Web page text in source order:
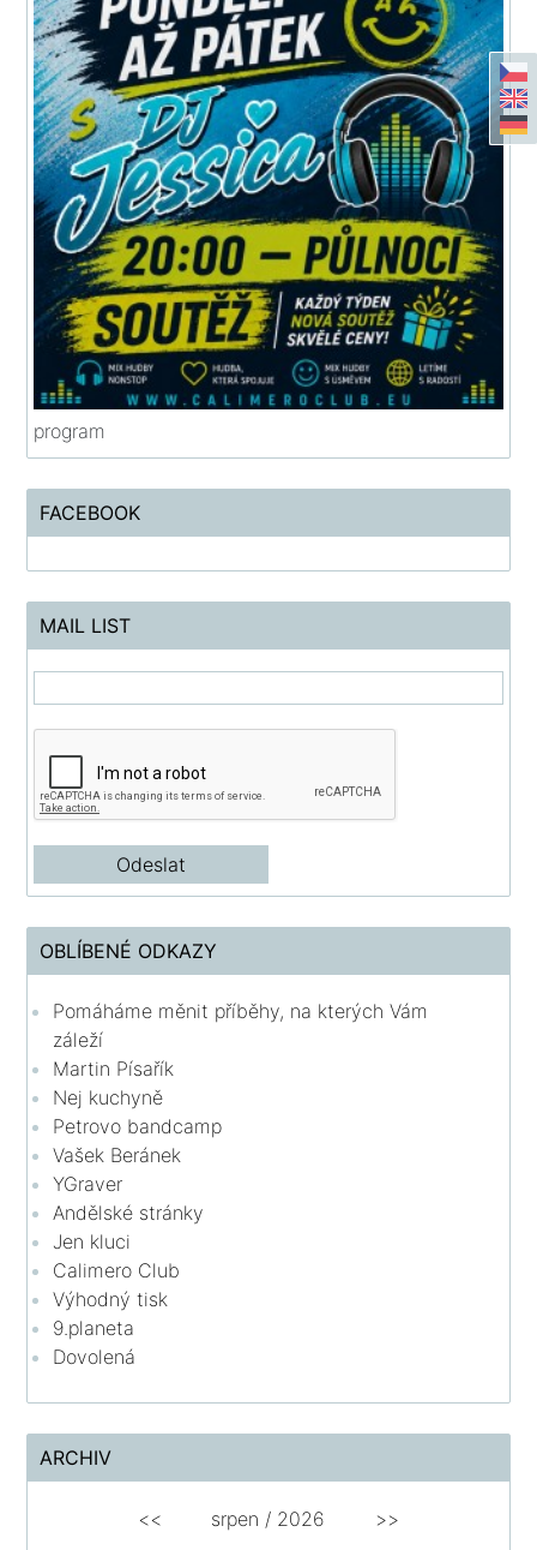
program
FACEBOOK
MAIL LIST
OBLÍBENÉ ODKAZY
Pomáháme měnit příběhy, na kterých Vám
záleží
Martin Písařík
Nej kuchyně
Petrovo bandcamp
Vašek Beránek
YGraver
Andělské stránky
Jen kluci
Calimero Club
Výhodný tisk
9.planeta
Dovolená
ARCHIV
<< srpen / 2026 >>